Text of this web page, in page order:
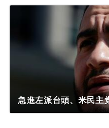
急進左派台頭、米民主